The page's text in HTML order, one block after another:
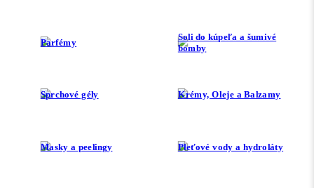
Parfémy
Soli do kúpeľa a šumivé
bomby
Sprchové gély Krémy, Oleje a Balzamy
Masky a peelingy Pleťové vody a hydroláty